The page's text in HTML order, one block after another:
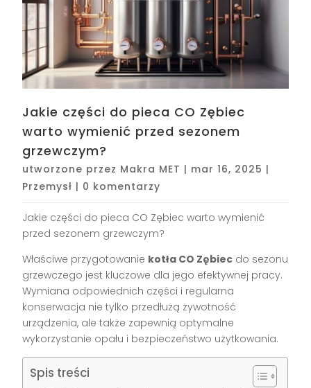
Jakie części do pieca CO Zębiec
warto wymienić przed sezonem
grzewczym?
utworzone przez Makra MET | mar 16, 2025 |
Przemysł | 0 komentarzy
Jakie części do pieca CO Zębiec warto wymienić
przed sezonem grzewczym?
Właściwe przygotowanie kotła CO Zębiec do sezonu
grzewczego jest kluczowe dla jego efektywnej pracy.
Wymiana odpowiednich części i regularna
konserwacja nie tylko przedłużą żywotność
urządzenia, ale także zapewnią optymalne
wykorzystanie opału i bezpieczeństwo użytkowania.
Spis treści